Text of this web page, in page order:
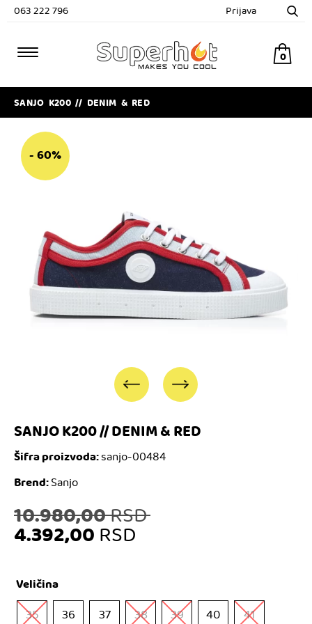
063 222 796 Prijava
SANJO K200 // DENIM & RED
- 60%
SANJO K200 // DENIM & RED
Šifra proizvoda:sanjo-00484
Brend:Sanjo
10.980,00RSDOriginalna
bila:
4.392,00RSD
cena
Veličina
35
36 37 38 39 40
41
0